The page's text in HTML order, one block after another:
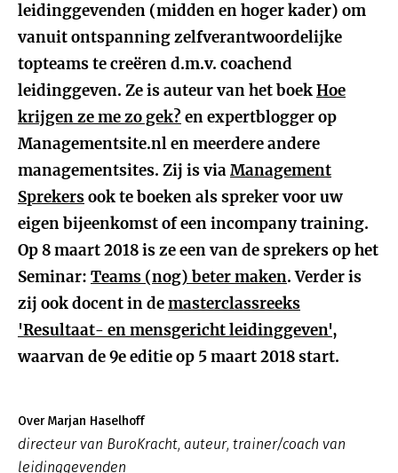
leidinggevenden (midden en hoger kader) om
vanuit ontspanning zelfverantwoordelijke
topteams te creëren d.m.v. coachend
leidinggeven. Ze is auteur van het boekHoe
krijgen ze me zo gek? en expertblogger op
Managementsite.nl en meerdere andere
managementsites. Zij is viaManagement
Sprekersook te boeken als spreker voor uw
eigen bijeenkomst of een incompany training.
Op 8 maart 2018 is ze een van de sprekers op het
Seminar: Teams (nog) beter maken. Verder is
zij ook docent in demasterclassreeks
'Resultaat- en mensgericht leidinggeven',
waarvan de 9e editie op 5 maart 2018 start.
Over Marjan Haselhoff
directeur van BuroKracht, auteur, trainer/coach van
leidinggevenden